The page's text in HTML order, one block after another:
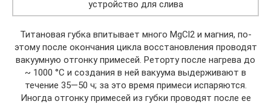
устройство для слива
Титановая губка впитывает много MgCl2 и магния, по-
этому после окончания цикла восстановления проводят
вакуумную отгонку примесей. Реторту после нагрева до
~ 1000 °С и создания в ней вакуума выдерживают в
течение 35—50 ч; за это время примеси испаряются.
Иногда отгонку примесей из губки проводят после ее